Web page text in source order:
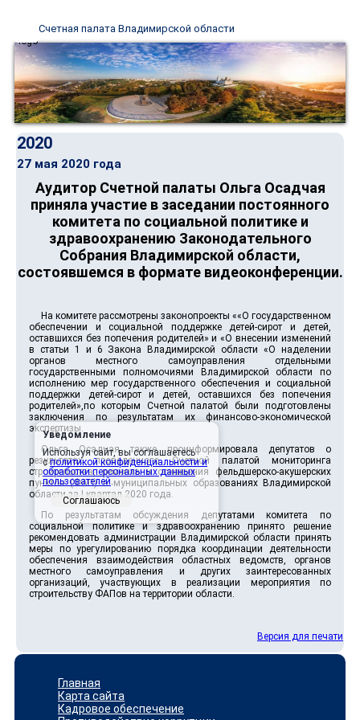
Счетная палата Владимирской области
2020
27 мая 2020 года
Аудитор Счетной палаты Ольга Осадчая
приняла участие в заседании постоянного
комитета по социальной политике и
здравоохранению Законодательного
Собрания Владимирской области,
состоявшемся в формате видеоконференции.
На комитете рассмотрены законопроекты ««О государственном
обеспечении и социальной поддержке детей-сирот и детей,
оставшихся без попечения родителей» и «О внесении изменений
в статьи 1 и 6 Закона Владимирской области «О наделении
органов местного самоуправления отдельными
государственными полномочиями Владимирской области по
исполнению мер государственного обеспечения и социальной
поддержки детей-сирот и детей, оставшихся без попечения
родителей»,по которым Счетной палатой были подготовлены
заключения по результатам их финансово-экономической
экспертизы.
Ольга Осадчая также проинформировала депутатов о
результатах проведенного Счетной палатой мониторинга
строительства, ремонта и оснащения фельдшерско-акушерских
пунктов (ФАП) в муниципальных образованиях Владимирской
области за I квартал 2020 года.
По результатам обсуждения депутатами комитета по
социальной политике и здравоохранению принято решение
рекомендовать администрации Владимирской области принять
меры по урегулированию порядка координации деятельности
обеспечения взаимодействия областных ведомств, органов
местного самоуправления и других заинтересованных
организаций, участвующих в реализации мероприятия по
строительству ФАПов на территории области.
Версия для печати
Главная
Карта сайта
Кадровое обеспечение
Уведомление
Используя сайт, вы соглашаетесь
сполитикой конфиденциальности и
обработки персональных данных
пользователей.
Соглашаюсь